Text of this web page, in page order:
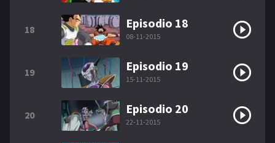
18 Episodio 18
08-11-2015
19 Episodio 19
15-11-2015
20 Episodio 20
22-11-2015